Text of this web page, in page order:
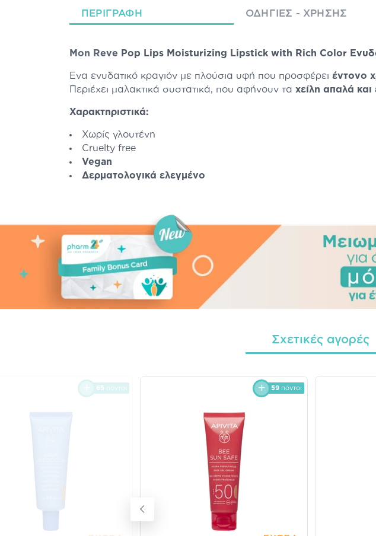
ΠΕΡΙΓΡΑΦΉ ΟΔΗΓΊΕΣ - ΧΡΉΣΗΣ
Mon Reve Pop Lips Moisturizing Lipstick with Rich Color
Ένα ενυδατικό κραγιόν με πλούσια υφή που προσφέρει έντονο
Περιέχει μαλακτικά συστατικά, που αφήνουν τα χείλη απαλά
Χαρακτηριστικά:
Χωρίς γλουτένη
Cruelty free
Vegan
Δερματολογικά ελεγμένο
Σχετικές αγορές
65 πόντοι 59 πόντοι